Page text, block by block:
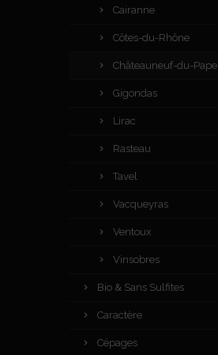
Cairanne
Côtes-du-Rhône
Châteauneuf-du-Pape
Gigondas
Lirac
Rasteau
Tavel
Vacqueyras
Ventoux
Vinsobres
Bio & Sans Sulfites
Caractère
Cépages